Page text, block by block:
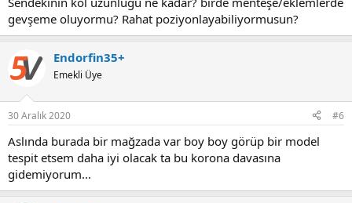
gevşeme oluyormu? Rahat poziyonlayabiliyormusun?
Endorfin35+
Emekli Üye
30 Aralık 2020 #6
Aslında burada bir mağzada var boy boy görüp bir model
tespit etsem daha iyi olacak ta bu korona davasına
gidemiyorum...